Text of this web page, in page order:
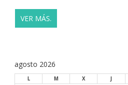
VER MÁS.
agosto 2026
L M X